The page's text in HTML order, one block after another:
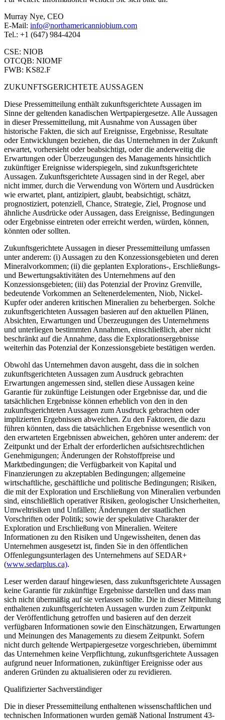
Murray Nye, CEO
E-Mail: info@northamericanniobium.com
Tel.: +1 (647) 984-4204
CSE: NIOB
OTCQB: NIOMF
FWB: KS82.F
ZUKUNFTSGERICHTETE AUSSAGEN
Diese Pressemitteilung enthält zukunftsgerichtete Aussagen im
Sinne der geltenden kanadischen Wertpapiergesetze. Alle Aussagen
in dieser Pressemitteilung, mit Ausnahme von Aussagen über
historische Fakten, die sich auf Ereignisse, Ergebnisse, Resultate
oder Entwicklungen beziehen, die das Unternehmen in der Zukunft
erwartet, vorhersieht oder beabsichtigt, oder die anderweitig die
Erwartungen oder Überzeugungen des Managements hinsichtlich
zukünftiger Ereignisse widerspiegeln, sind zukunftsgerichtete
Aussagen. Zukunftsgerichtete Aussagen sind in der Regel, aber
nicht immer, durch die Verwendung von Wörtern und Ausdrücken
wie erwartet, plant, antizipiert, glaubt, beabsichtigt, schätzt,
prognostiziert, potenziell, Chance, Strategie, Ziel, Prognose und
ähnliche Ausdrücke oder Aussagen, dass Ereignisse, Bedingungen
oder Ergebnisse eintreten oder erreicht werden, würden, können,
könnten oder sollten.
Zukunftsgerichtete Aussagen in dieser Pressemitteilung umfassen
unter anderem: (i) Aussagen zu den Konzessionsgebieten und deren
Mineralvorkommen; (ii) die geplanten Explorations-, Erschließungs-
und Bewertungsaktivitäten des Unternehmens auf den
Konzessionsgebieten; (iii) das Potenzial der Provinz Grenville,
bedeutende Vorkommen an Seltenerdelementen, Niob, Nickel-
Kupfer oder anderen kritischen Mineralien zu beherbergen. Solche
zukunftsgerichteten Aussagen basieren auf den aktuellen Plänen,
Absichten, Erwartungen und Überzeugungen des Unternehmens
und unterliegen bestimmten Annahmen, einschließlich, aber nicht
beschränkt auf die Annahme, dass die Explorationsergebnisse
weiterhin das Potenzial der Konzessionsgebiete bestätigen werden.
Obwohl das Unternehmen davon ausgeht, dass die in solchen
zukunftsgerichteten Aussagen zum Ausdruck gebrachten
Erwartungen angemessen sind, stellen diese Aussagen keine
Garantie für zukünftige Leistungen oder Ergebnisse dar, und die
tatsächlichen Ergebnisse können erheblich von den in den
zukunftsgerichteten Aussagen zum Ausdruck gebrachten oder
implizierten Ergebnissen abweichen. Zu den Faktoren, die dazu
führen könnten, dass die tatsächlichen Ergebnisse wesentlich von
den erwarteten Ergebnissen abweichen, gehören unter anderem: der
Zeitpunkt und der Erhalt der erforderlichen aufsichtsrechtlichen
Genehmigungen; Änderungen der Rohstoffpreise und
Marktbedingungen; die Verfügbarkeit von Kapital und
Finanzierungen zu akzeptablen Bedingungen; allgemeine
wirtschaftliche, geschäftliche und politische Bedingungen; Risiken,
die mit der Exploration und Erschließung von Mineralien verbunden
sind, einschließlich operativer Risiken, geologischer Unsicherheiten,
Umweltrisiken und Unfällen; Änderungen der staatlichen
Vorschriften oder Politik; sowie der spekulative Charakter der
Exploration und Erschließung von Mineralien. Weitere
Informationen zu den Risiken und Ungewissheiten, denen das
Unternehmen ausgesetzt ist, finden Sie in den öffentlichen
Offenlegungsunterlagen des Unternehmens auf SEDAR+
(www.sedarplus.ca).
Leser werden darauf hingewiesen, dass zukunftsgerichtete Aussagen
keine Garantie für zukünftige Ergebnisse darstellen und dass man
sich nicht übermäßig auf sie verlassen sollte. Die in dieser Mitteilung
enthaltenen zukunftsgerichteten Aussagen wurden zum Zeitpunkt
der Veröffentlichung getroffen und basieren auf den derzeit
verfügbaren Informationen sowie den Einschätzungen, Erwartungen
und Meinungen des Managements zu diesem Zeitpunkt. Sofern
nicht durch geltende Wertpapiergesetze vorgeschrieben, übernimmt
das Unternehmen keine Verpflichtung, zukunftsgerichtete Aussagen
aufgrund neuer Informationen, zukünftiger Ereignisse oder aus
anderen Gründen zu aktualisieren oder zu revidieren.
Qualifizierter Sachverständiger
Die in dieser Pressemitteilung enthaltenen wissenschaftlichen und
technischen Informationen wurden gemäß National Instrument 43-